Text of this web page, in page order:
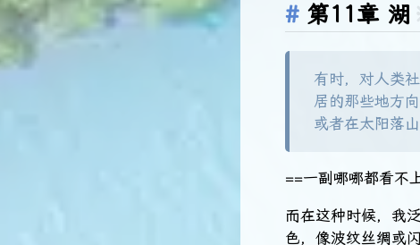
第11章 湖
有时，对人类
居的那些地方
或者在太阳落
==一副哪哪都看不
而在这种时候，我
色，像波纹丝绸或